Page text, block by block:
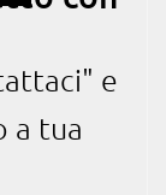
e
a tua